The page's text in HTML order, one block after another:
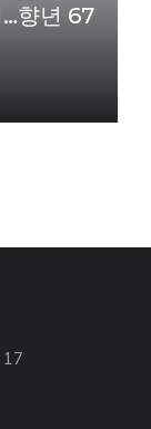
…향년 67
17